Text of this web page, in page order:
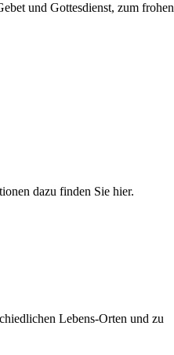
und Gottesdienst, zum frohen
dazu finden Sie hier.
Lebens-Orten und zu